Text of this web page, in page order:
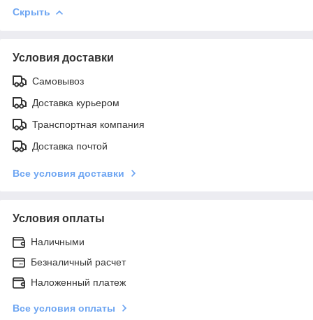
Скрыть
Условия доставки
Самовывоз
Доставка курьером
Транспортная компания
Доставка почтой
Все условия доставки
Условия оплаты
Наличными
Безналичный расчет
Наложенный платеж
Все условия оплаты